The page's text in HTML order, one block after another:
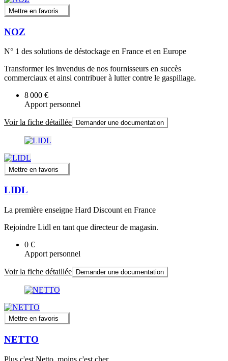
Mettre en favoris
NOZ
N° 1 des solutions de déstockage en France et en Europe
Transformer les invendus de nos fournisseurs en succès
commerciaux et ainsi contribuer à lutter contre le gaspillage.
8 000 €
Apport personnel
Voir la fiche détaillée Demander une documentation
Mettre en favoris
LIDL
La première enseigne Hard Discount en France
Rejoindre Lidl en tant que directeur de magasin.
0 €
Apport personnel
Voir la fiche détaillée Demander une documentation
Mettre en favoris
NETTO
Plus c'est Netto, moins c'est cher